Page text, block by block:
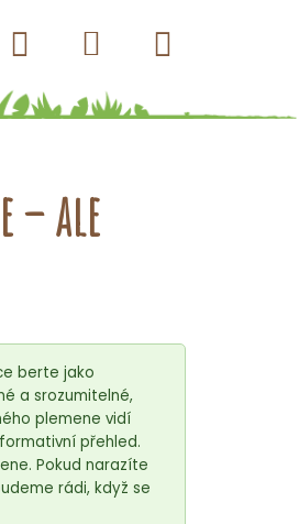
Kapsičky pro psy
Hledat Přihlášení
košík
– ale
berte jako
a srozumitelné,
plemene vidí
přehled.
Pokud narazíte
rádi, když se